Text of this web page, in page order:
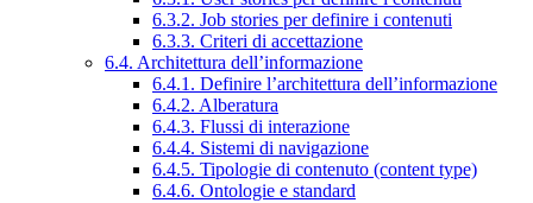
6.3.2. Job stories per definire i contenuti
6.3.3. Criteri di accettazione
6.4. Architettura dell’informazione
6.4.1. Definire l’architettura dell’informazione
6.4.2. Alberatura
6.4.3. Flussi di interazione
6.4.4. Sistemi di navigazione
6.4.5. Tipologie di contenuto (content type)
6.4.6. Ontologie e standard